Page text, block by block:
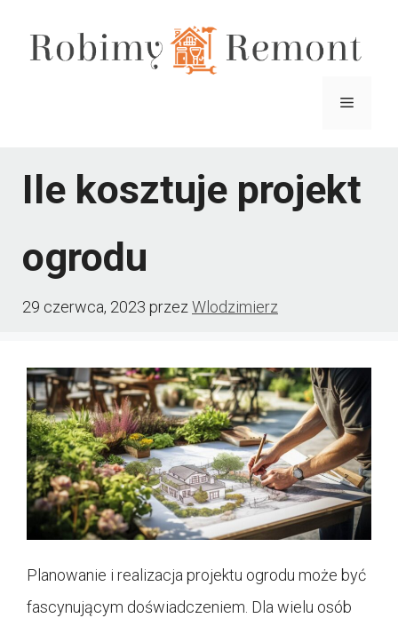
Menu
Ile kosztuje projekt
ogrodu
29 czerwca, 2023 przez Wlodzimierz
Planowanie i realizacja projektu ogrodu może być
fascynującym doświadczeniem. Dla wielu osób